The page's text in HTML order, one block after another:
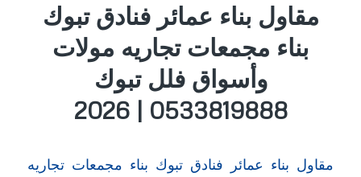
مقاول بناء عمائر فنادق تبوك
بناء مجمعات تجاريه مولات
وأسواق فلل تبوك
0533819888 | 2026
مقاول بناء عمائر فنادق تبوك بناء مجمعات تجاريه